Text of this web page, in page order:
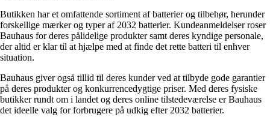
Butikken har et omfattende sortiment af batterier og tilbehør, herunder
forskellige mærker og typer af 2032 batterier. Kundeanmeldelser roser
Bauhaus for deres pålidelige produkter samt deres kyndige personale,
der altid er klar til at hjælpe med at finde det rette batteri til enhver
situation.
Bauhaus giver også tillid til deres kunder ved at tilbyde gode garantier
på deres produkter og konkurrencedygtige priser. Med deres fysiske
butikker rundt om i landet og deres online tilstedeværelse er Bauhaus
det ideelle valg for forbrugere på udkig efter 2032 batterier.